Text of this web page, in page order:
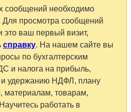
сообщений необходимо
Для просмотра сообщений
это ваш первый визит,
справку. На нашем сайте вы
по бухгалтерским
и налога на прибыль,
и удержанию НДФЛ, плану
материалам, товарам,
работать в